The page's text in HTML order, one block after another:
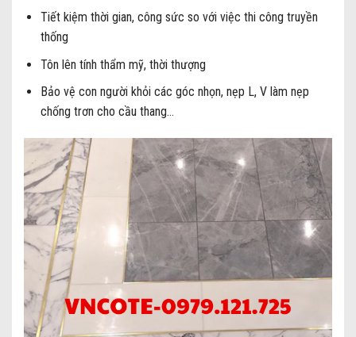
Tiết kiệm thời gian, công sức so với việc thi công truyền
thống
Tôn lên tính thẩm mỹ, thời thượng
Bảo vệ con người khỏi các góc nhọn, nẹp L, V làm nẹp
chống trơn cho cầu thang…